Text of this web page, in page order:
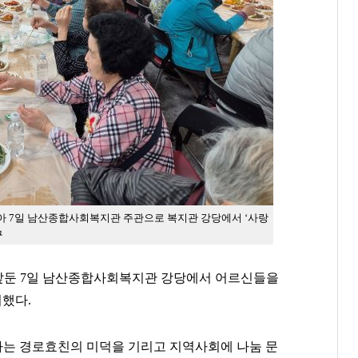
일 남산종합사회복지관 주관으로 복지관 강당에서 ‘사랑
7일 남산종합사회복지관 강당에서 어르신들을
다.
경로효친의 미덕을 기리고 지역사회에 나눔 문